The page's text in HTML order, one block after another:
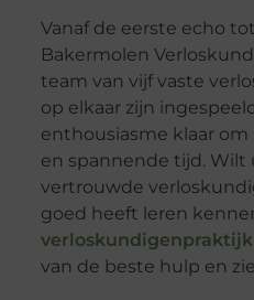
Vanaf de eerste echo
Bakermolen
team van vijf vaste
op elkaar zijn
enthousiasme klaar
en spannende tijd. Wilt
vertrouwde
goed heeft leren
van de beste hulp en